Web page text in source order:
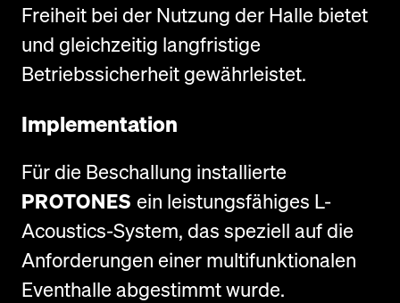
Freiheit bei der Nutzung der Halle bietet
und gleichzeitig langfristige
Betriebssicherheit gewährleistet.
Implementation
Für die Beschallung installierte
PROTONES ein leistungsfähiges L-
Acoustics-System, das speziell auf die
Anforderungen einer multifunktionalen
Eventhalle abgestimmt wurde.